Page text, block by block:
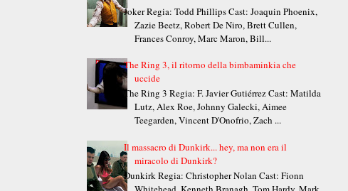
Joker Regia: Todd Phillips Cast: Joaquin Phoenix,
Zazie Beetz, Robert De Niro, Brett Cullen,
Frances Conroy, Marc Maron, Bill...
The Ring 3, il ritorno della bimbaminkia che
uccide
The Ring 3 Regia: F. Javier Gutiérrez Cast: Matilda
Lutz, Alex Roe, Johnny Galecki, Aimee
Teegarden, Vincent D'Onofrio, Zach ...
Il massacro di Dunkirk... hey, ma non era il
miracolo di Dunkirk?
Dunkirk Regia: Christopher Nolan Cast: Fionn